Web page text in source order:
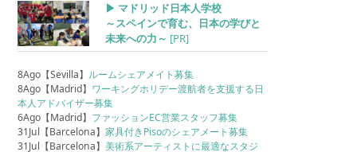
▶︎ マドリッド日本人学校
～スペインで育む、日本の学びと
未来への力～ [PR]
8Ago【Sevilla】 ルームシェアメイト募集
8Ago【Madrid】 ワーキングホリデー渡航者を支援する日
本人アドバイザー募集
6Ago【Madrid】 ファッションEC営業スタッフ募集
31Jul【Barcelona】家具付きPisoのシェアメート募集
31Jul【Barcelona】美術系アーティストに最適なスタジ